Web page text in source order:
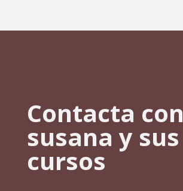
Contacta con
susana y sus
cursos